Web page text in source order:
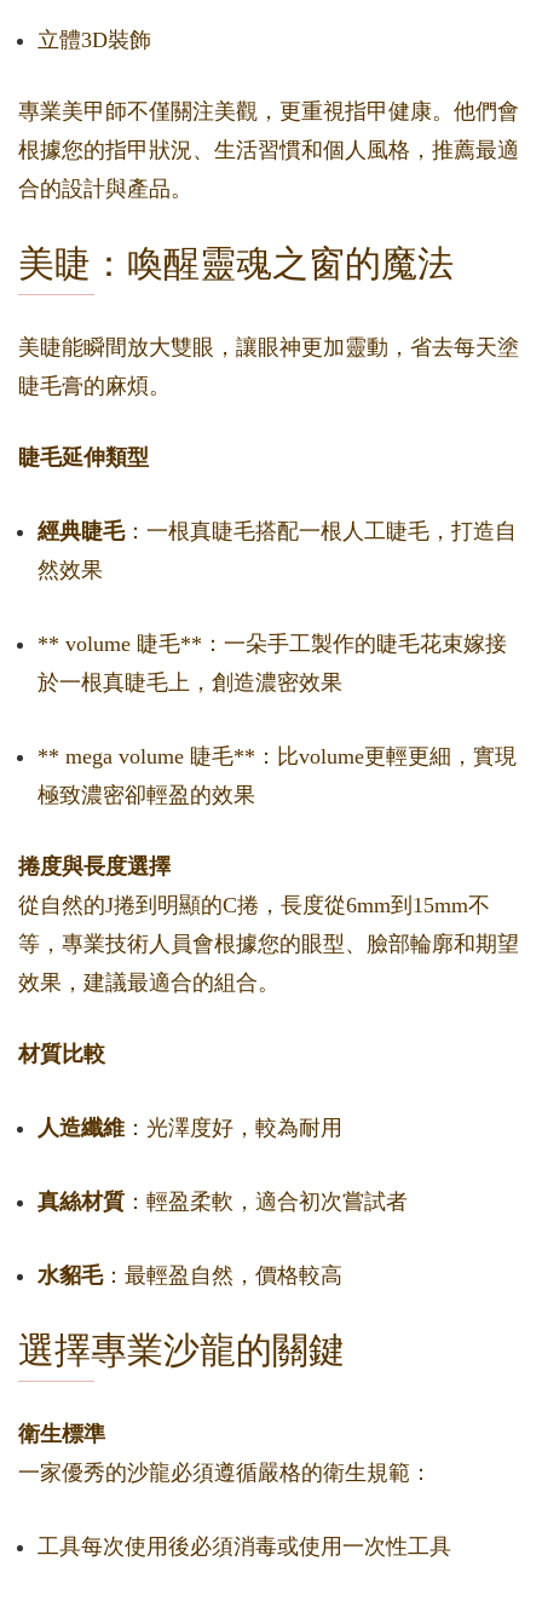
立體3D裝飾
專業美甲師不僅關注美觀，更重視指甲健康。他們會
根據您的指甲狀況、生活習慣和個人風格，推薦最適
合的設計與產品。
美睫：喚醒靈魂之窗的魔法
美睫能瞬間放大雙眼，讓眼神更加靈動，省去每天塗
睫毛膏的麻煩。
睫毛延伸類型
經典睫毛：一根真睫毛搭配一根人工睫毛，打造自
然效果
** volume 睫毛**：一朵手工製作的睫毛花束嫁接
於一根真睫毛上，創造濃密效果
** mega volume 睫毛**：比volume更輕更細，實現
極致濃密卻輕盈的效果
捲度與長度選擇
從自然的J捲到明顯的C捲，長度從6mm到15mm不
等，專業技術人員會根據您的眼型、臉部輪廓和期望
效果，建議最適合的組合。
材質比較
人造纖維 ：光澤度好，較為耐用
真絲材質 ：輕盈柔軟，適合初次嘗試者
水貂毛：最輕盈自然，價格較高
選擇專業沙龍的關鍵
衛生標準
一家優秀的沙龍必須遵循嚴格的衛生規範：
工具每次使用後必須消毒或使用一次性工具